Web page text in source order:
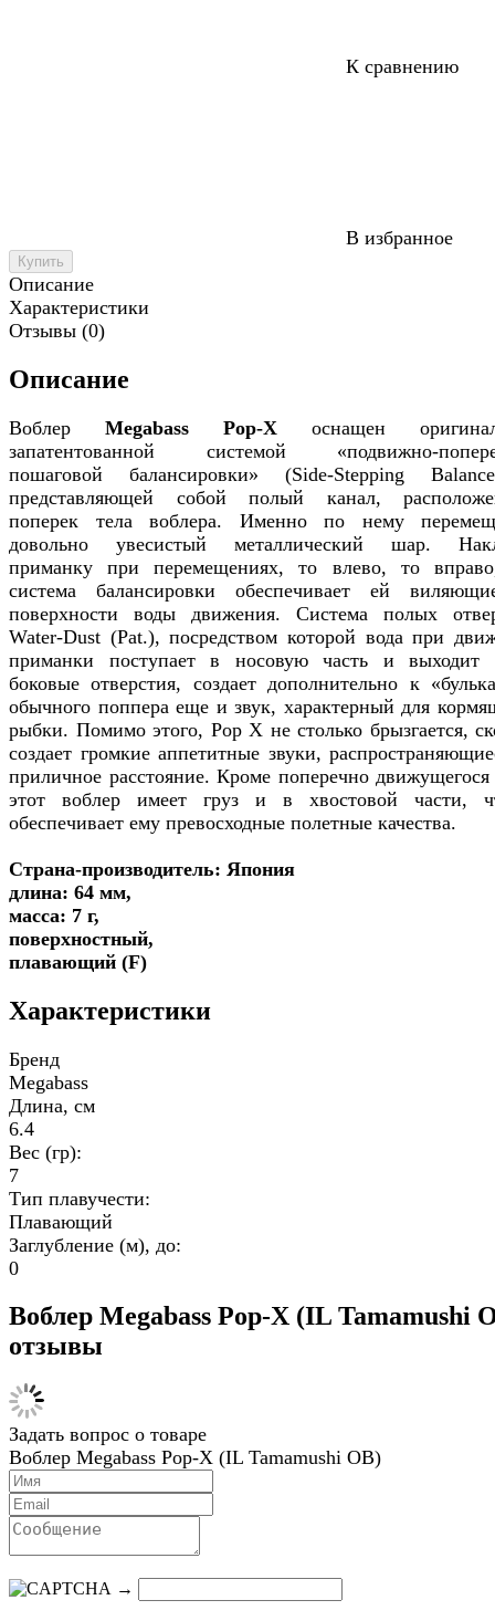
К сравнению
В избранное
Купить
Описание
Характеристики
Отзывы (0)
Описание
Воблер Megabass Pop-X оснащен
запатентованной системой «подвижно-
пошаговой балансировки» (Side-Stepping
представляющей собой полый канал,
поперек тела воблера. Именно по нему
довольно увесистый металлический шар.
приманку при перемещениях, то влево, то
система балансировки обеспечивает ей
поверхности воды движения. Система полых
Water-Dust (Pat.), посредством которой вода при
приманки поступает в носовую часть и выходит
боковые отверстия, создает дополнительно к
обычного поппера еще и звук, характерный для
рыбки. Помимо этого, Pop X не столько брызгается,
создает громкие аппетитные звуки,
приличное расстояние. Кроме поперечно
этот воблер имеет груз и в хвостовой части,
обеспечивает ему превосходные полетные качества.
Страна-производитель: Япония
длина: 64 мм,
масса: 7 г,
поверхностный,
плавающий (F)
Характеристики
Бренд
Megabass
Длина, см
6.4
Вес (гр):
7
Тип плавучести:
Плавающий
Заглубление (м), до:
0
Воблер Megabass Pop-X (IL Tamamushi
отзывы
Задать вопрос о товаре
Воблер Megabass Pop-X (IL Tamamushi OB)
→